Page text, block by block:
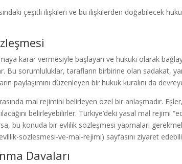
çeşitli ilişkileri ve bu ilişkilerden doğabilecek
karar vermesiyle başlayan ve hukuki olarak
Bu sorumluluklar, tarafların birbirine olan sadakat,
paylaşımını düzenleyen bir hukuk kuralını da
mal rejimini belirleyen özel bir anlaşmadır.
belirleyebilirler. Türkiye’deki yasal mal
bu konuda bir evlilik sözleşmesi yapmaları
sozlesmesi-ve-mal-rejimi) sayfasını ziyaret
Davaları